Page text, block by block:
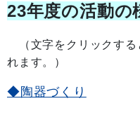
23年度の活動の
（文字をクリックする
れます。）
◆陶器づくり